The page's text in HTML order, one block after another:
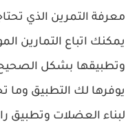
معرفة التمرين الذي
يمكنك اتباع التمارين
وتطبيقها بشكل الصحيح
يوفرها لك التطبيق وما
لبناء العضلات